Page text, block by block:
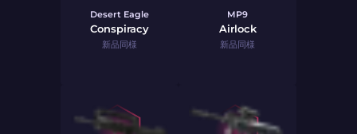
Desert Eagle
Conspiracy
新品同様
MP9
Airlock
新品同様